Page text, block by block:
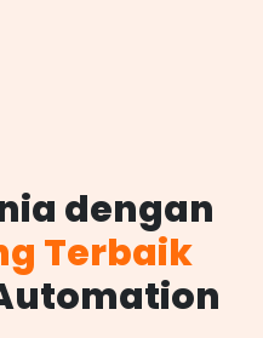
dengan
Terbaik